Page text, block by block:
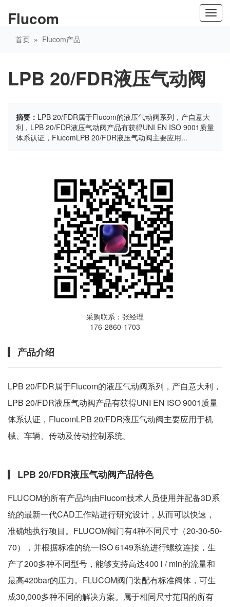
Flucom
首页 » Flucom产品
LPB 20/FDR液压气动阀
摘要： LPB 20/FDR属于Flucom的液压气动阀系列，产自意大
利，LPB 20/FDR液压气动阀产品有获得UNI EN ISO 9001质量
体系认证，FlucomLPB 20/FDR液压气动阀主要应用...
采购联系：张经理
176-2860-1703
产品介绍
LPB 20/FDR属于Flucom的液压气动阀系列，产自意大利，
LPB 20/FDR液压气动阀产品有获得UNI EN ISO 9001质量
体系认证，FlucomLPB 20/FDR液压气动阀主要应用于机
械、车辆、传动及传动控制系统。
LPB 20/FDR液压气动阀产品特色
FLUCOM的所有产品均由Flucom技术人员使用并配备3D系
统的最新一代CAD工作站进行研究设计，从而可以快速，
准确地执行项目。FLUCOM阀门有4种不同尺寸（20-30-50-
70），并根据标准的统一ISO 6149系统进行螺纹连接，生
产了200多种不同型号，能够支持高达400 l / min的流量和
最高420bar的压力。FLUCOM阀门装配有标准阀体，可生
成30,000多种不同的解决方案。属于相同尺寸范围的所有